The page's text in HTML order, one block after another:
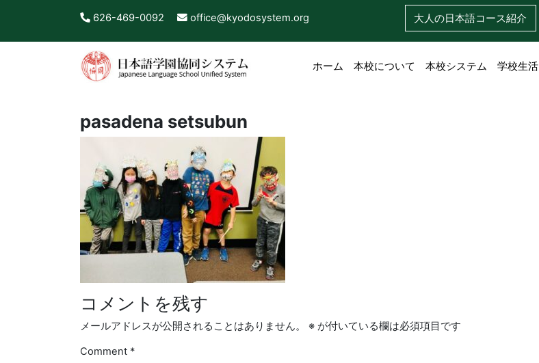
626-469-0092 office@kyodosystem.org 大人の日本語コース紹介
ホーム 本校について 本校システム 学校生活
pasadena setsubun
コメントを残す
メールアドレスが公開されることはありません。 ※ が付いている欄は必須項目です
Comment *